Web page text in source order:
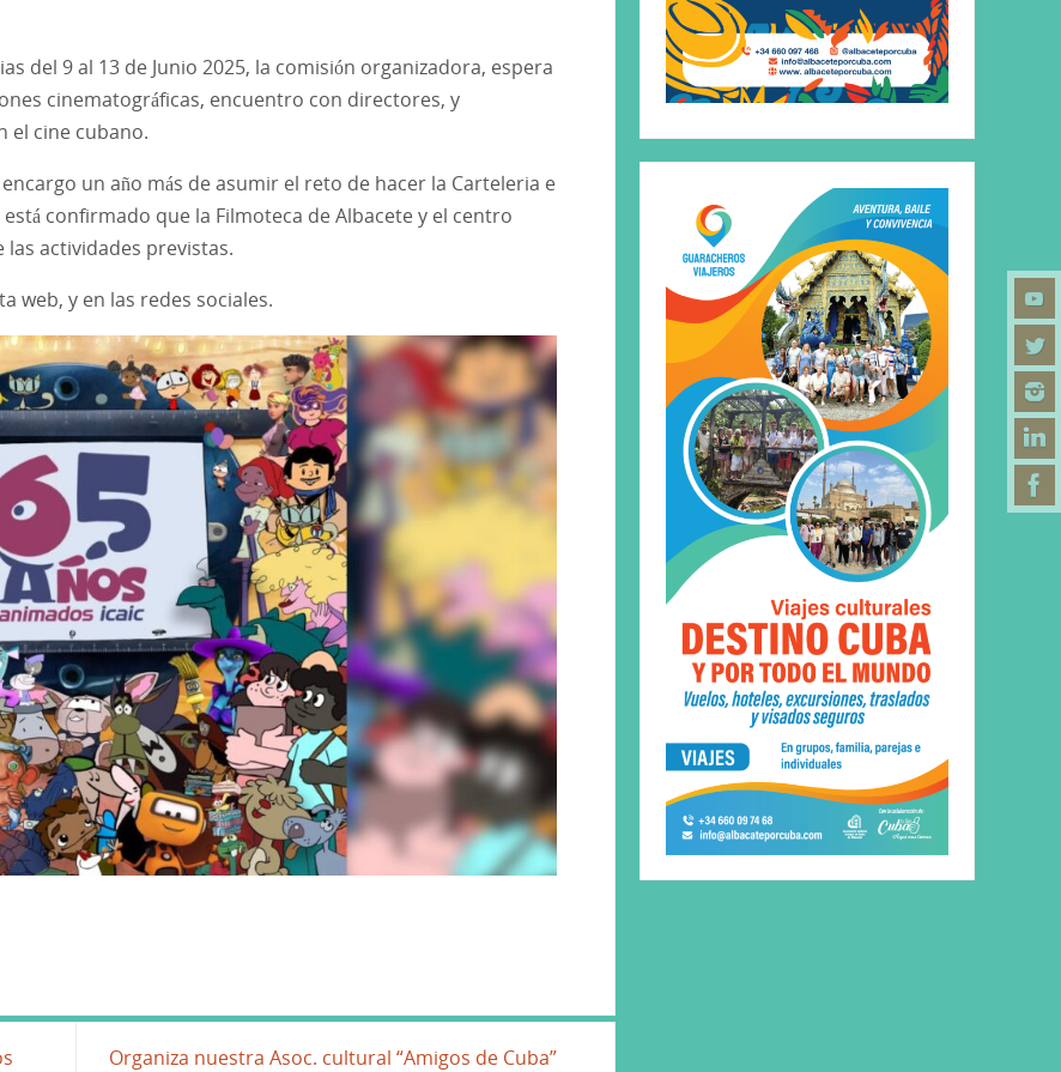
del 9 al 13 de Junio 2025, la comisión organizadora, espera
cinematográficas, encuentro con directores, y
el cine cubano.
un año más de asumir el reto de hacer la Carteleria e
confirmado que la Filmoteca de Albacete y el centro
las actividades previstas.
web, y en las redes sociales.
Organiza nuestra Asoc. cultural “Amigos de Cuba”